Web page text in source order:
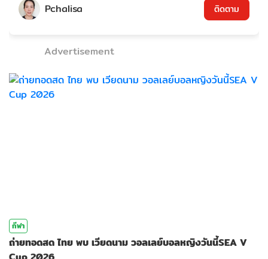
Pchalisa ติดตาม
Advertisement
กีฬา
ถ่ายทอดสด ไทย พบ เวียดนาม วอลเลย์บอลหญิงวันนี้SEA V